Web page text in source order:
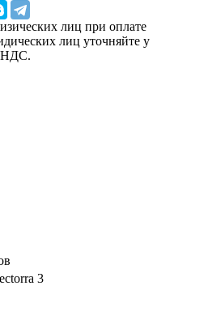
лиц при оплате
лиц уточняйте у
НДС.
3